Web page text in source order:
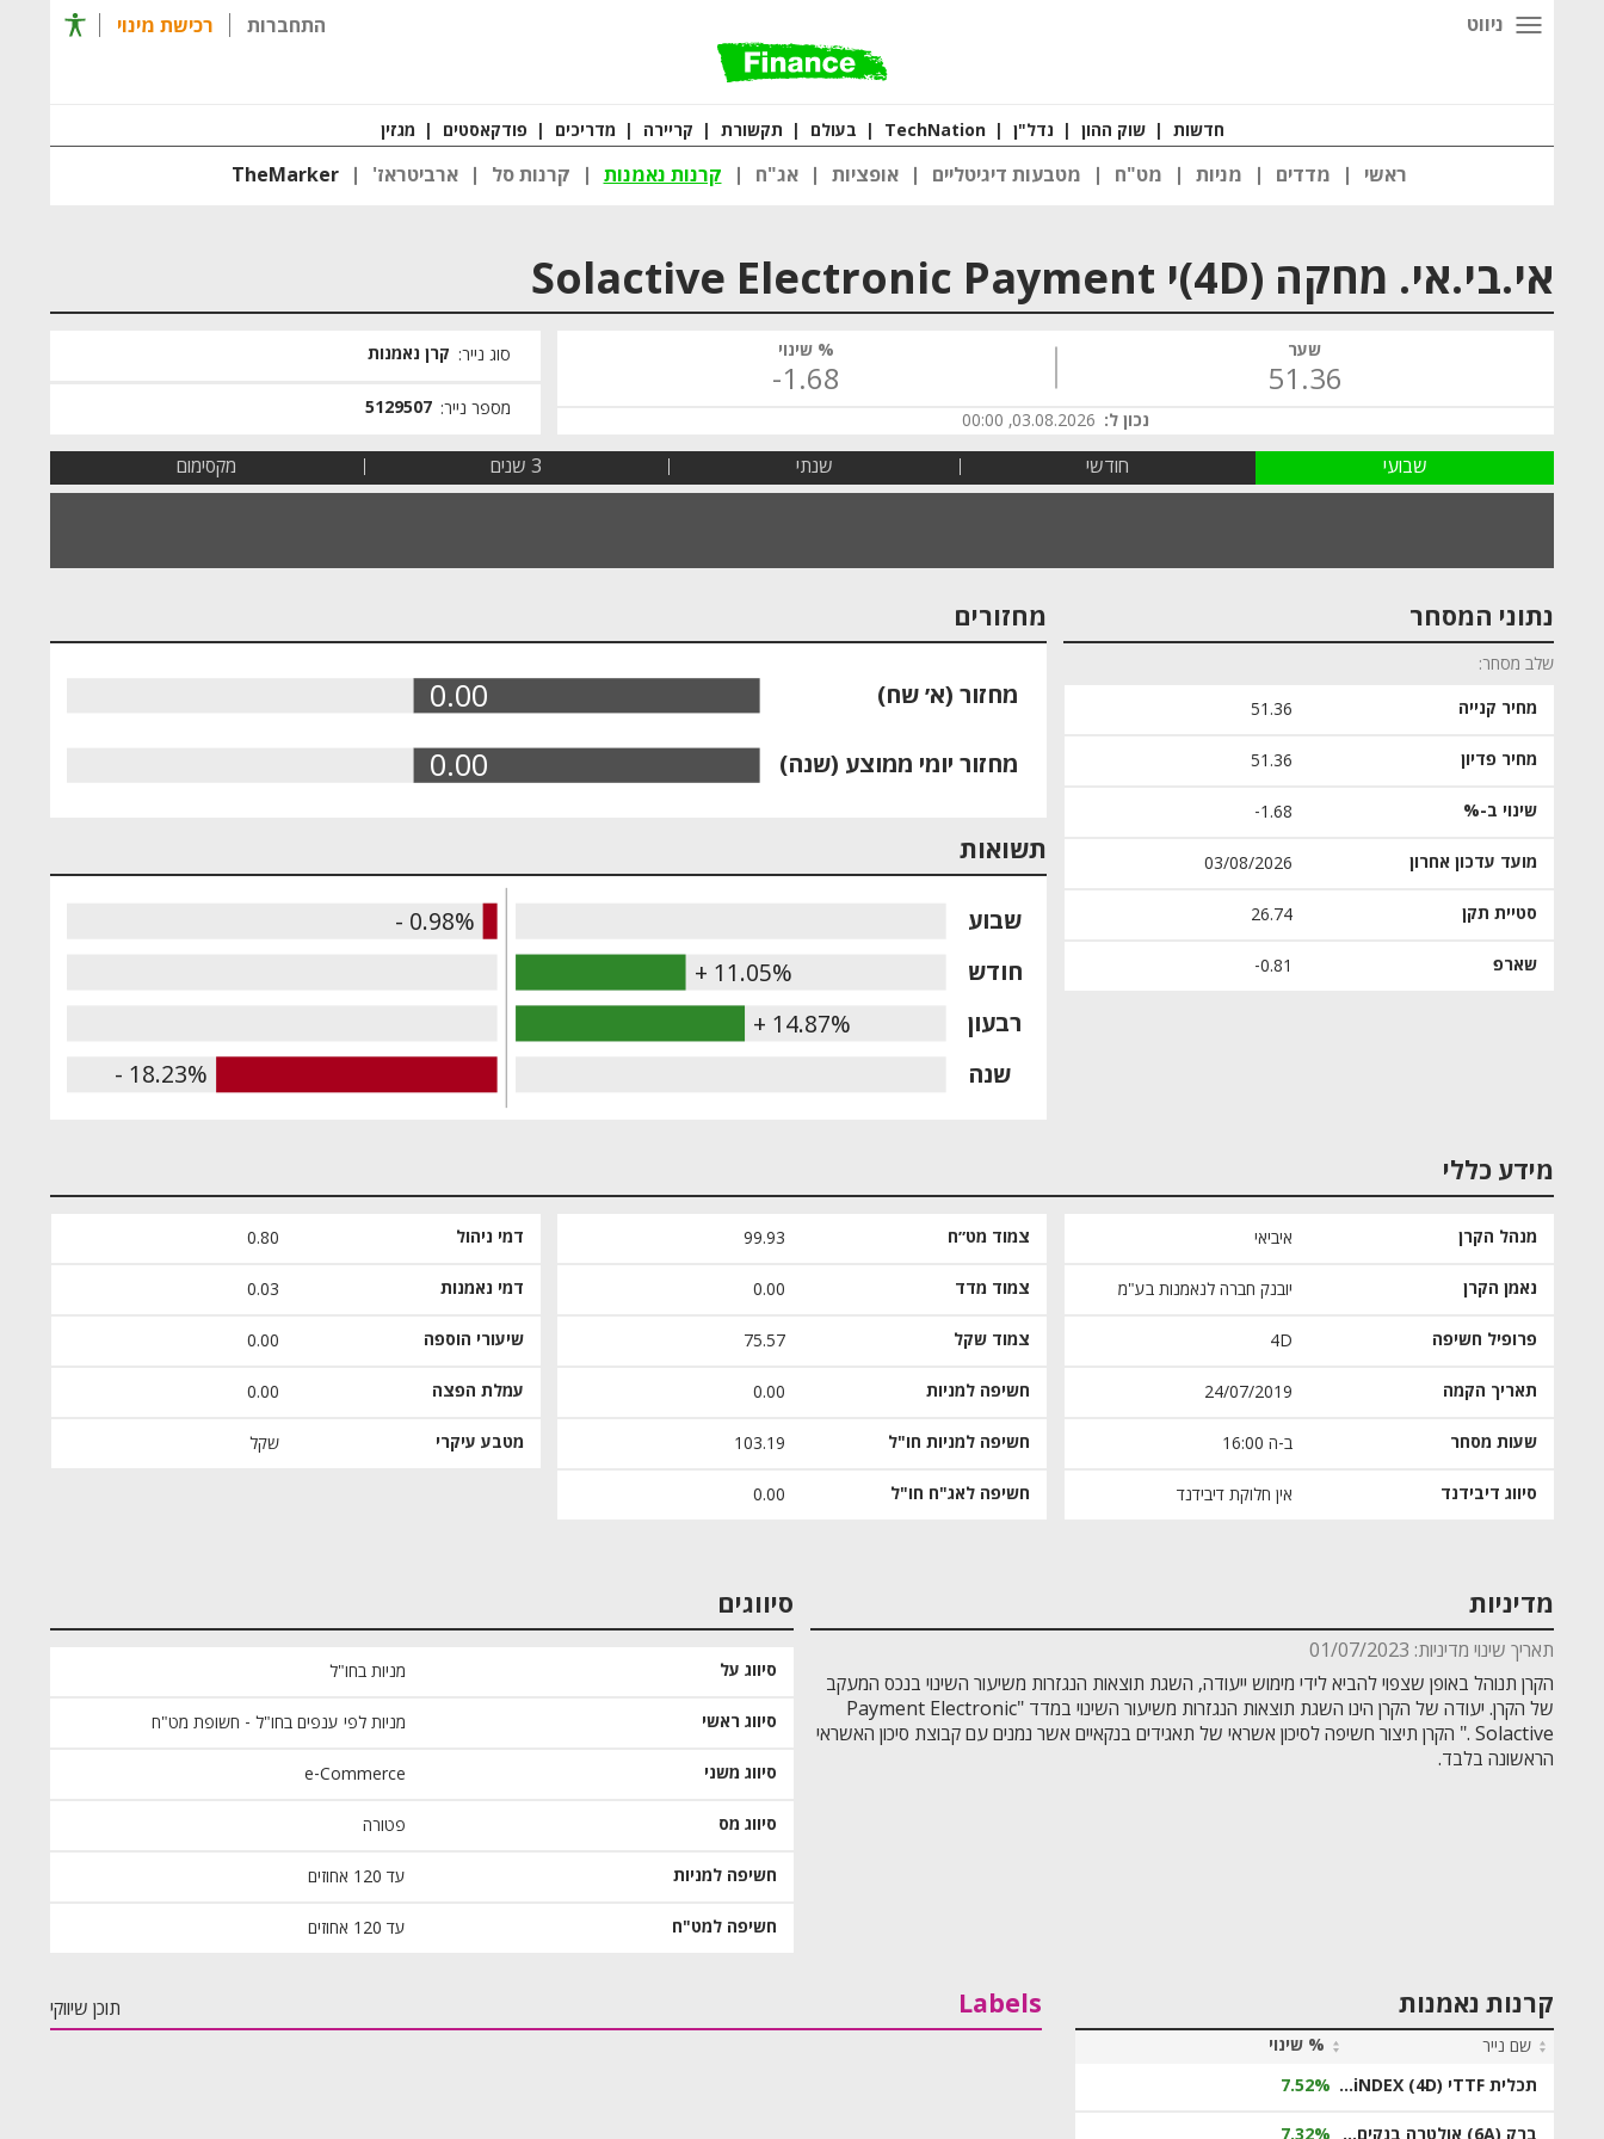
ניווט התחברות רכישת מינוי רכישת מינוי
חדשות שוק ההון נדל"ן TechNation בעולם תקשורת קריירה מדריכים פודקאסטים מגזין
ראשי מדדים מניות מט"ח מטבעות דיגיטליים אופציות אג"ח קרנות נאמנות קרנות סל ארביטראז' TheMarker
אי.בי.אי. מחקה (4D)י Solactive Electronic Payment
שער
51.36
% שינוי
‎-1.68
נכון ל: 03.08.2026, 00:00
סוג נייר: קרן נאמנות
מספר נייר: 5129507
שבועי חודשי שנתי 3 שנים מקסימום
נתוני המסחר
שלב מסחר
מחיר קנייה 51.36
מחיר פדיון 51.36
שינוי ב-% ‎-1.68
מועד עדכון אחרון 03/08/2026
סטיית תקן 26.74
שארפ ‎-0.81
מחזורים
0.00
0.00
מחזור יומי ממוצע (שנה)
מחזור (א׳ שח)
תשואות
- 0.98%
+ 11.05%
+ 14.87%
- 18.23% שנה
רבעון
חודש
שבוע
מידע כללי
מנהל הקרן איביאי
נאמן הקרן יובנק חברה לנאמנות בע"מ
פרופיל חשיפה 4D
תאריך הקמה 24/07/2019
שעות מסחר 16:00 ב-ה
סיווג דיבידנד אין חלוקת דיבידנד
צמוד מט״ח 99.93
צמוד מדד 0.00
צמוד שקל 75.57
חשיפה למניות 0.00
חשיפה למניות חו"ל 103.19
חשיפה לאג"ח חו"ל 0.00
דמי ניהול 0.80
דמי נאמנות 0.03
שיעורי הוספה 0.00
עמלת הפצה 0.00
מטבע עיקרי שקל
מדיניות
תאריך שינוי מדיניות: 01/07/2023
הקרן תנוהל באופן שצפוי להביא לידי מימוש ייעודה, השגת תוצאות הנגזרות משיעור השינוי בנכס המעקב
של הקרן. יעודה של הקרן הינו השגת תוצאות הנגזרות משיעור השינוי במדד "Payment Electronic
Solactive ." הקרן תיצור חשיפה לסיכון אשראי של תאגידים בנקאיים אשר נמנים עם קבוצת סיכון האשראי
הראשונה בלבד.
סיווגים
סיווג על מניות בחו"ל
סיווג ראשי מניות לפי ענפים בחו"ל - חשופת מט"ח
סיווג משני e-Commerce
סיווג מס פטורה
חשיפה למניות עד 120 אחוזים
חשיפה למט"ח עד 120 אחוזים
קרנות נאמנות
שם נייר
% שינוי
תכלית TTFי (4D) ‏Quantum Computing Ecosystem iNDEX 7.52%
Labels תוכן שיווקי